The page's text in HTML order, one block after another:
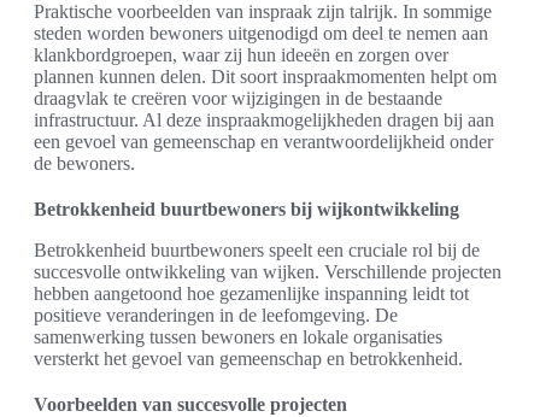
Praktische voorbeelden van inspraak zijn talrijk. In sommige
steden worden bewoners uitgenodigd om deel te nemen aan
klankbordgroepen, waar zij hun ideeën en zorgen over
plannen kunnen delen. Dit soort inspraakmomenten helpt om
draagvlak te creëren voor wijzigingen in de bestaande
infrastructuur. Al deze inspraakmogelijkheden dragen bij aan
een gevoel van gemeenschap en verantwoordelijkheid onder
de bewoners.
Betrokkenheid buurtbewoners bij wijkontwikkeling
Betrokkenheid buurtbewoners speelt een cruciale rol bij de
succesvolle ontwikkeling van wijken. Verschillende projecten
hebben aangetoond hoe gezamenlijke inspanning leidt tot
positieve veranderingen in de leefomgeving. De
samenwerking tussen bewoners en lokale organisaties
versterkt het gevoel van gemeenschap en betrokkenheid.
Voorbeelden van succesvolle projecten